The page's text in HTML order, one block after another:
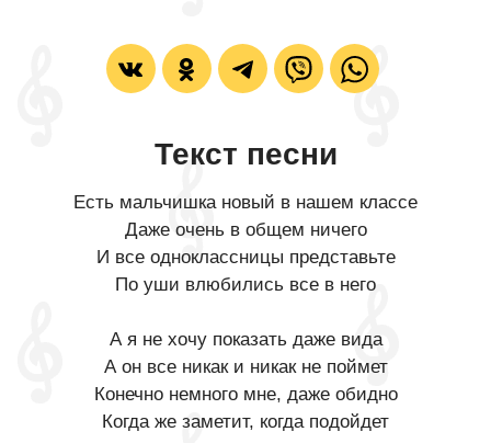
Текст песни
Есть мальчишка новый в нашем классе
Даже очень в общем ничего
И все одноклассницы представьте
По уши влюбились все в него
А я не хочу показать даже вида
А он все никак и никак не поймет
Конечно немного мне, даже обидно
Когда же заметит, когда подойдет